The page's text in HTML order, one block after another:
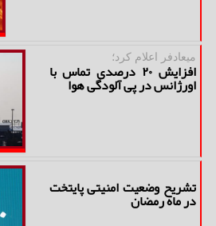
میعادفر اعلام كرد؛
افزایش ۲۰ درصدی تماس با
اورژانس در پی آلودگی هوا
تشریح وضعیت امنیتی پایتخت
در ماه رمضان